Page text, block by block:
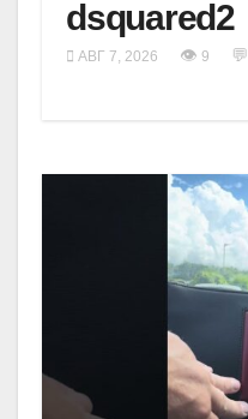
dsquared2
АВГ 7, 2026 👁 9 💬